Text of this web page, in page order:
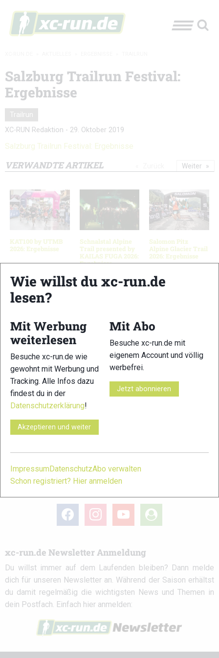
Salzburg Trailrun Festival:
Ergebnisse
Trailrun
XC-RUN Redaktion - 29. Oktober 2019
Salzburg Trailrun Festival: Ergebnisse
VERWANDTE ARTIKEL
KAT100 by UTMB
2026: Ergebnisse
Schnalstal Alpine
Trail presented by
KAILAS FUGA 2026:
Ergebnisse
Salomon Pitz
Alpine Glacier Trail
2026: Ergebnisse
Weiter
Schreibe einen Kommentar
xc-run.de ist DAS deutschsprachige Trailrunning-Portal mit
aktuellen News aus der Szene, einer Traildatenbank,
Trailrunning-Community und allem was du sonst noch über
deine Lieblingssportart wissen solltest.
ObTrailrunning-Anfänger oder Profi-Sportler, wir haben
immer ein offenes Ohr für dich! Du kannst uns jederzeit über
facebook instagram youtube
user-
circle
xc-run.de Newsletter Anmeldung
Du willst immer auf dem Laufenden bleiben? Dann melde
dich für unseren Newsletter an. Während der Saison erhältst
du damit regelmäßig die wichtigsten News und Themen in
dein Postfach. Einfach hier anmelden:
Wie willst du xc-run.de
lesen?
Mit Werbung
weiterlesen
Besuche xc-run.de wie
gewohnt mit Werbung und
Tracking. Alle Infos dazu
findest du in der
Datenschutzerklärung!
Akzeptieren und weiter
Mit Abo
Besuche xc-run.de mit
eigenem Account und völlig
werbefrei.
Jetzt abonnieren
ImpressumDatenschutzAbo verwalten
Schon registriert? Hier anmelden